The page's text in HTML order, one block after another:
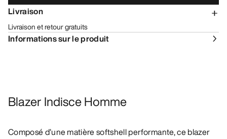
Livraison
Livraison et retour gratuits
Informations sur le produit
Blazer Indisce Homme
Composé d’une matière softshell performante, ce blazer